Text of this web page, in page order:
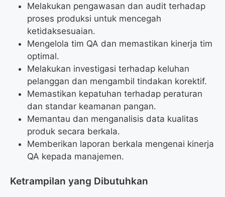
Melakukan pengawasan dan audit terhadap
proses produksi untuk mencegah
ketidaksesuaian.
Mengelola tim QA dan memastikan kinerja tim
optimal.
Melakukan investigasi terhadap keluhan
pelanggan dan mengambil tindakan korektif.
Memastikan kepatuhan terhadap peraturan
dan standar keamanan pangan.
Memantau dan menganalisis data kualitas
produk secara berkala.
Memberikan laporan berkala mengenai kinerja
QA kepada manajemen.
Ketrampilan yang Dibutuhkan